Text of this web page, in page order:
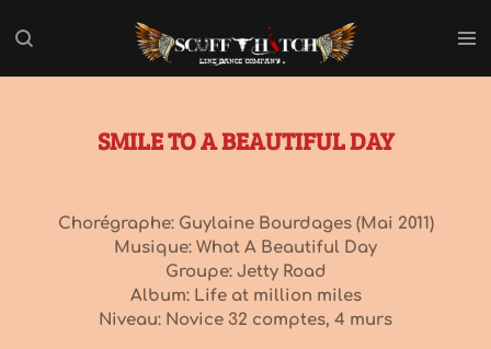
au
SMILE TO A BEAUTIFUL DAY
Chorégraphe: Guylaine Bourdages (Mai 2011)
Musique: What A Beautiful Day
Groupe: Jetty Road
Album: Life at million miles
Niveau: Novice 32 comptes, 4 murs